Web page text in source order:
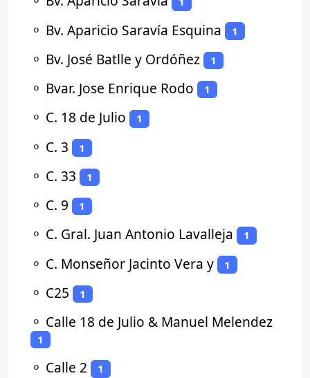
⚬ Bv. Aparicio Saravía Esquina 1
⚬ Bv. José Batlle y Ordóñez 1
⚬ Bvar. Jose Enrique Rodo 1
⚬ C. 18 de Julio 1
⚬ C. 3 1
⚬ C. 33 1
⚬ C. 9 1
⚬ C. Gral. Juan Antonio Lavalleja 1
⚬ C. Monseñor Jacinto Vera y 1
⚬ C25 1
⚬ Calle 18 de Julio & Manuel Melendez
1
⚬ Calle 2 1